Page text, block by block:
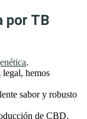
por TB
.
legal, hemos
sabor y robusto
de CBD.